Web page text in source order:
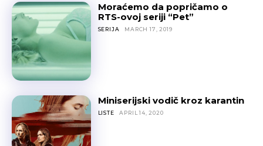
Moraćemo da popričamo o
RTS-ovoj seriji “Pet”
SERIJA MARCH 17, 2019
Miniserijski vodič kroz karantin
LISTE APRIL 14, 2020